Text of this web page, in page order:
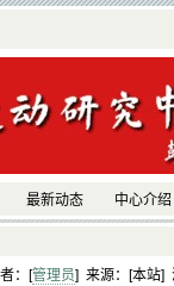
最新动态 中心介绍
：[管理员] 来源：[本站]